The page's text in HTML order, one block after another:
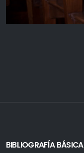
BIBLIOGRAFÍA BÁSICA